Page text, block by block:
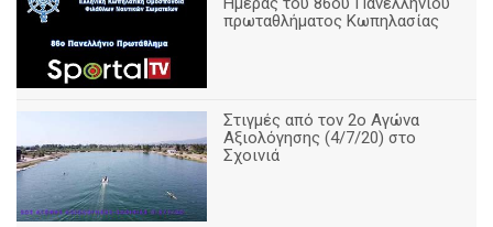
πρωταθλήματος Κωπηλασίας
Στιγμές από τον 2ο Αγώνα
Αξιολόγησης (4/7/20) στο
Σχοινιά